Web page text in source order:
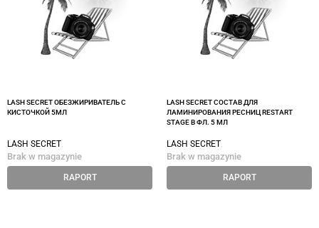
LASH SECRET ОБЕЗЖИРИВАТЕЛЬ С
КИСТОЧКОЙ 5МЛ
LASH SECRET
Brak w magazynie
RAPORT
LASH SECRET СОСТАВ ДЛЯ
ЛАМИНИРОВАНИЯ РЕСНИЦ RESTART
STAGE B ФЛ. 5 МЛ
LASH SECRET
Brak w magazynie
RAPORT